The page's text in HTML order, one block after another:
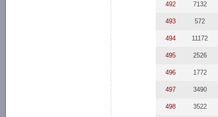
492 7132
493 572
494 11172
495 2526
496 1772
497 3490
498 3522